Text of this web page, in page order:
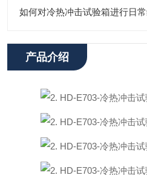
如何对冷热冲击试验箱进行日
产品介绍